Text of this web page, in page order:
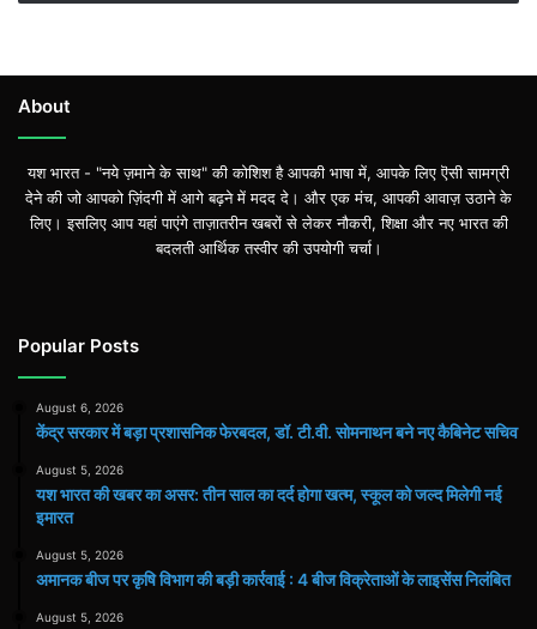
About
यश भारत - "नये ज़माने के साथ" की कोशिश है आपकी भाषा में, आपके लिए ऎसी सामग्री
देने की जो आपको ज़िंदगी में आगे बढ़ने में मदद दे। और एक मंच, आपकी आवाज़ उठाने के
लिए। इसलिए आप यहां पाएंगे ताज़ातरीन खबरों से लेकर नौकरी, शिक्षा और नए भारत की
बदलती आर्थिक तस्वीर की उपयोगी चर्चा।
Popular Posts
August 6, 2026
केंद्र सरकार में बड़ा प्रशासनिक फेरबदल, डॉ. टी.वी. सोमनाथन बने नए कैबिनेट सचिव
August 5, 2026
यश भारत की खबर का असर: तीन साल का दर्द होगा खत्म, स्कूल को जल्द मिलेगी नई
इमारत
August 5, 2026
अमानक बीज पर कृषि विभाग की बड़ी कार्रवाई : 4 बीज विक्रेताओं के लाइसेंस निलंबित
August 5, 2026